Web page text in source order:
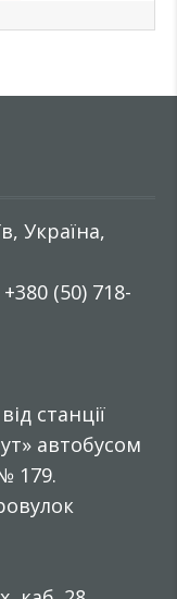
Україна,
(50) 718-
станції
автобусом
179.